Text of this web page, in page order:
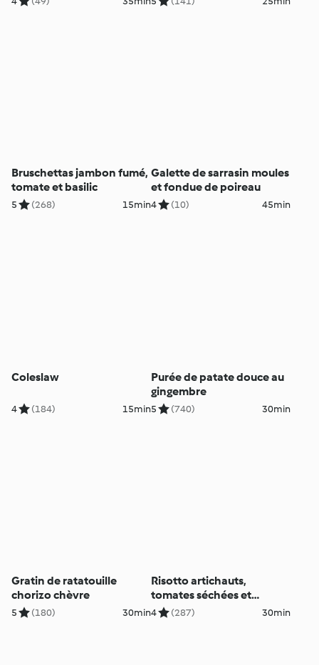
Bruschettas jambon fumé,
tomate et basilic
5 (268) 15min
Galette de sarrasin moules
et fondue de poireau
4 (10) 45min
Coleslaw
4 (184) 15min
Purée de patate douce au
gingembre
5 (740) 30min
Gratin de ratatouille
chorizo chèvre
5 (180) 30min
Risotto artichauts,
tomates séchées et
parmesan
4 (287) 30min